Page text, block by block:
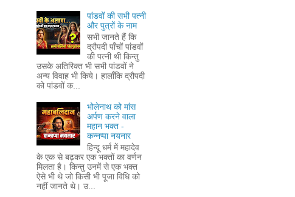
पांडवों की सभी पत्नी
और पुत्रों के नाम
सभी जानते हैं कि
द्रौपदी पाँचों पांडवों
की पत्नी थी किन्तु
उसके अतिरिक्त भी सभी पांडवों ने
अन्य विवाह भी किये। हालाँकि द्रौपदी
को पांडवों क...
भोलेनाथ को मांस
अर्पण करने वाला
महान भक्त -
कन्नप्पा नयनार
हिन्दू धर्म में महादेव
के एक से बढ़कर एक भक्तों का वर्णन
मिलता है। किन्तु उनमें से एक भक्त
ऐसे भी थे जो किसी भी पूजा विधि को
नहीं जानते थे। उ...